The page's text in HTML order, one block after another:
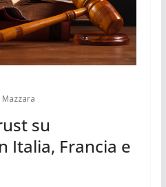
su
Italia, Francia e